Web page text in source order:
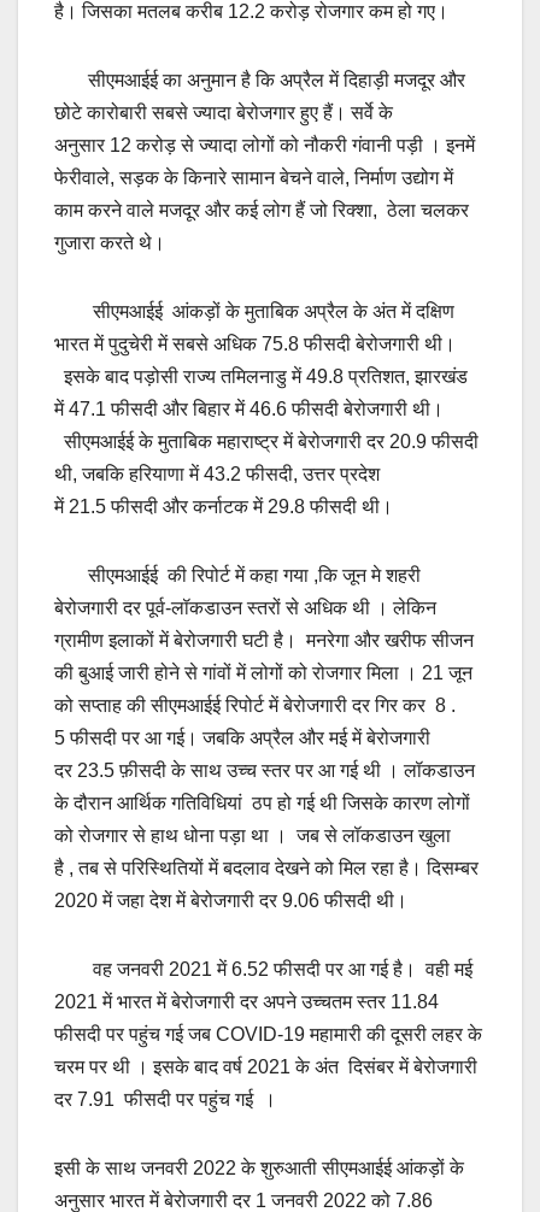
है। जिसका मतलब करीब 12.2 करोड़ रोजगार कम हो गए।
सीएमआईई का अनुमान है कि अप्रैल में दिहाड़ी मजदूर और
छोटे कारोबारी सबसे ज्यादा बेरोजगार हुए हैं। सर्वे के
अनुसार 12 करोड़ से ज्यादा लोगों को नौकरी गंवानी पड़ी । इनमें
फेरीवाले, सड़क के किनारे सामान बेचने वाले, निर्माण उद्योग में
काम करने वाले मजदूर और कई लोग हैं जो रिक्शा, ठेला चलकर
गुजारा करते थे।
सीएमआईई आंकड़ों के मुताबिक अप्रैल के अंत में दक्षिण
भारत में पुदुचेरी में सबसे अधिक 75.8 फीसदी बेरोजगारी थी।
इसके बाद पड़ोसी राज्य तमिलनाडु में 49.8 प्रतिशत, झारखंड
में 47.1 फीसदी और बिहार में 46.6 फीसदी बेरोजगारी थी।
सीएमआईई के मुताबिक महाराष्ट्र में बेरोजगारी दर 20.9 फीसदी
थी, जबकि हरियाणा में 43.2 फीसदी, उत्तर प्रदेश
में 21.5 फीसदी और कर्नाटक में 29.8 फीसदी थी।
सीएमआईई की रिपोर्ट में कहा गया ,कि जून मे शहरी
बेरोजगारी दर पूर्व-लॉकडाउन स्तरों से अधिक थी । लेकिन
ग्रामीण इलाकों में बेरोजगारी घटी है। मनरेगा और खरीफ सीजन
की बुआई जारी होने से गांवों में लोगों को रोजगार मिला । 21 जून
को सप्ताह की सीएमआईई रिपोर्ट में बेरोजगारी दर गिर कर 8 .
5 फीसदी पर आ गई। जबकि अप्रैल और मई में बेरोजगारी
दर 23.5 फ़ीसदी के साथ उच्च स्तर पर आ गई थी । लॉकडाउन
के दौरान आर्थिक गतिविधियां ठप हो गई थी जिसके कारण लोगों
को रोजगार से हाथ धोना पड़ा था । जब से लॉकडाउन खुला
है , तब से परिस्थितियों में बदलाव देखने को मिल रहा है। दिसम्बर
2020 में जहा देश में बेरोजगारी दर 9.06 फीसदी थी।
वह जनवरी 2021 में 6.52 फीसदी पर आ गई है। वही मई
2021 में भारत में बेरोजगारी दर अपने उच्चतम स्तर 11.84
फीसदी पर पहुंच गई जब COVID-19 महामारी की दूसरी लहर के
चरम पर थी । इसके बाद वर्ष 2021 के अंत दिसंबर में बेरोजगारी
दर 7.91 फीसदी पर पहुंच गई ।
इसी के साथ जनवरी 2022 के शुरुआती सीएमआईई आंकड़ों के
अनुसार भारत में बेरोजगारी दर 1 जनवरी 2022 को 7.86